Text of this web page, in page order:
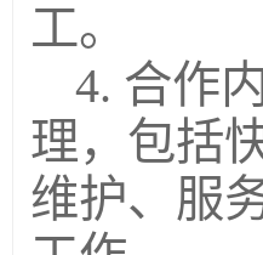
工。
4. 合作
理，包括
维护、服